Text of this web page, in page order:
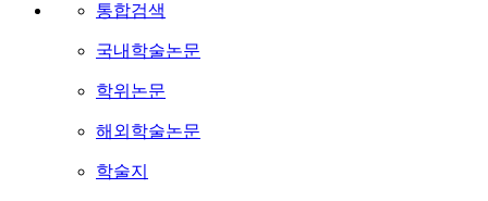
통합검색
국내학술논문
학위논문
해외학술논문
학술지